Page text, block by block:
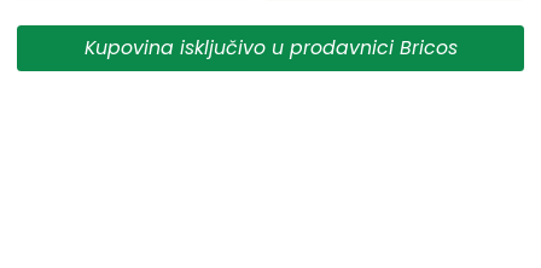
da su dostupni u svakom trenutku.
** Sve cene su sa uračunatim PDV-om, plaćanje se vrši
Kupovina isključivo u prodavnici Bricos